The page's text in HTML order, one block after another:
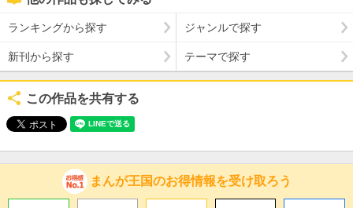
ランキングから探す ジャンルで探す
新刊から探す テーマで探す
この作品を共有する
まんが王国のお得情報を受け取ろう